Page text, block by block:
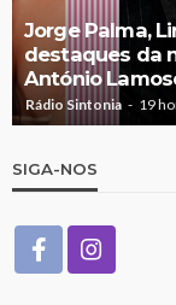
Jorge Palma,
destaques da
António
Rádio Sintonia 19
SIGA-NOS